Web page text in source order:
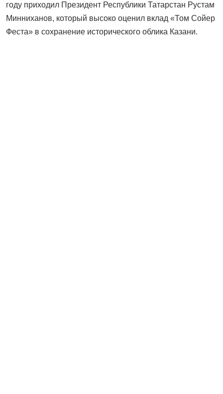
году приходил Президент Республики Татарстан Рустам
Минниханов, который высоко оценил вклад «Том Сойер
Феста» в сохранение исторического облика Казани.